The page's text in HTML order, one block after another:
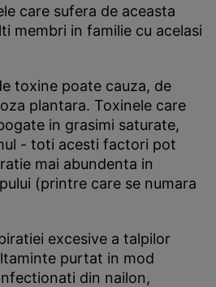
care sufera de aceasta
membri in familie cu acelasi
toxine poate cauza, de
plantara. Toxinele care
in grasimi saturate,
- toti acesti factori pot
mai abundenta in
(printre care se numara
excesive a talpilor
purtat in mod
din nailon,